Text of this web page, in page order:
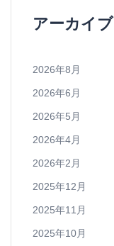
アーカイブ
2026年8月
2026年6月
2026年5月
2026年4月
2026年2月
2025年12月
2025年11月
2025年10月